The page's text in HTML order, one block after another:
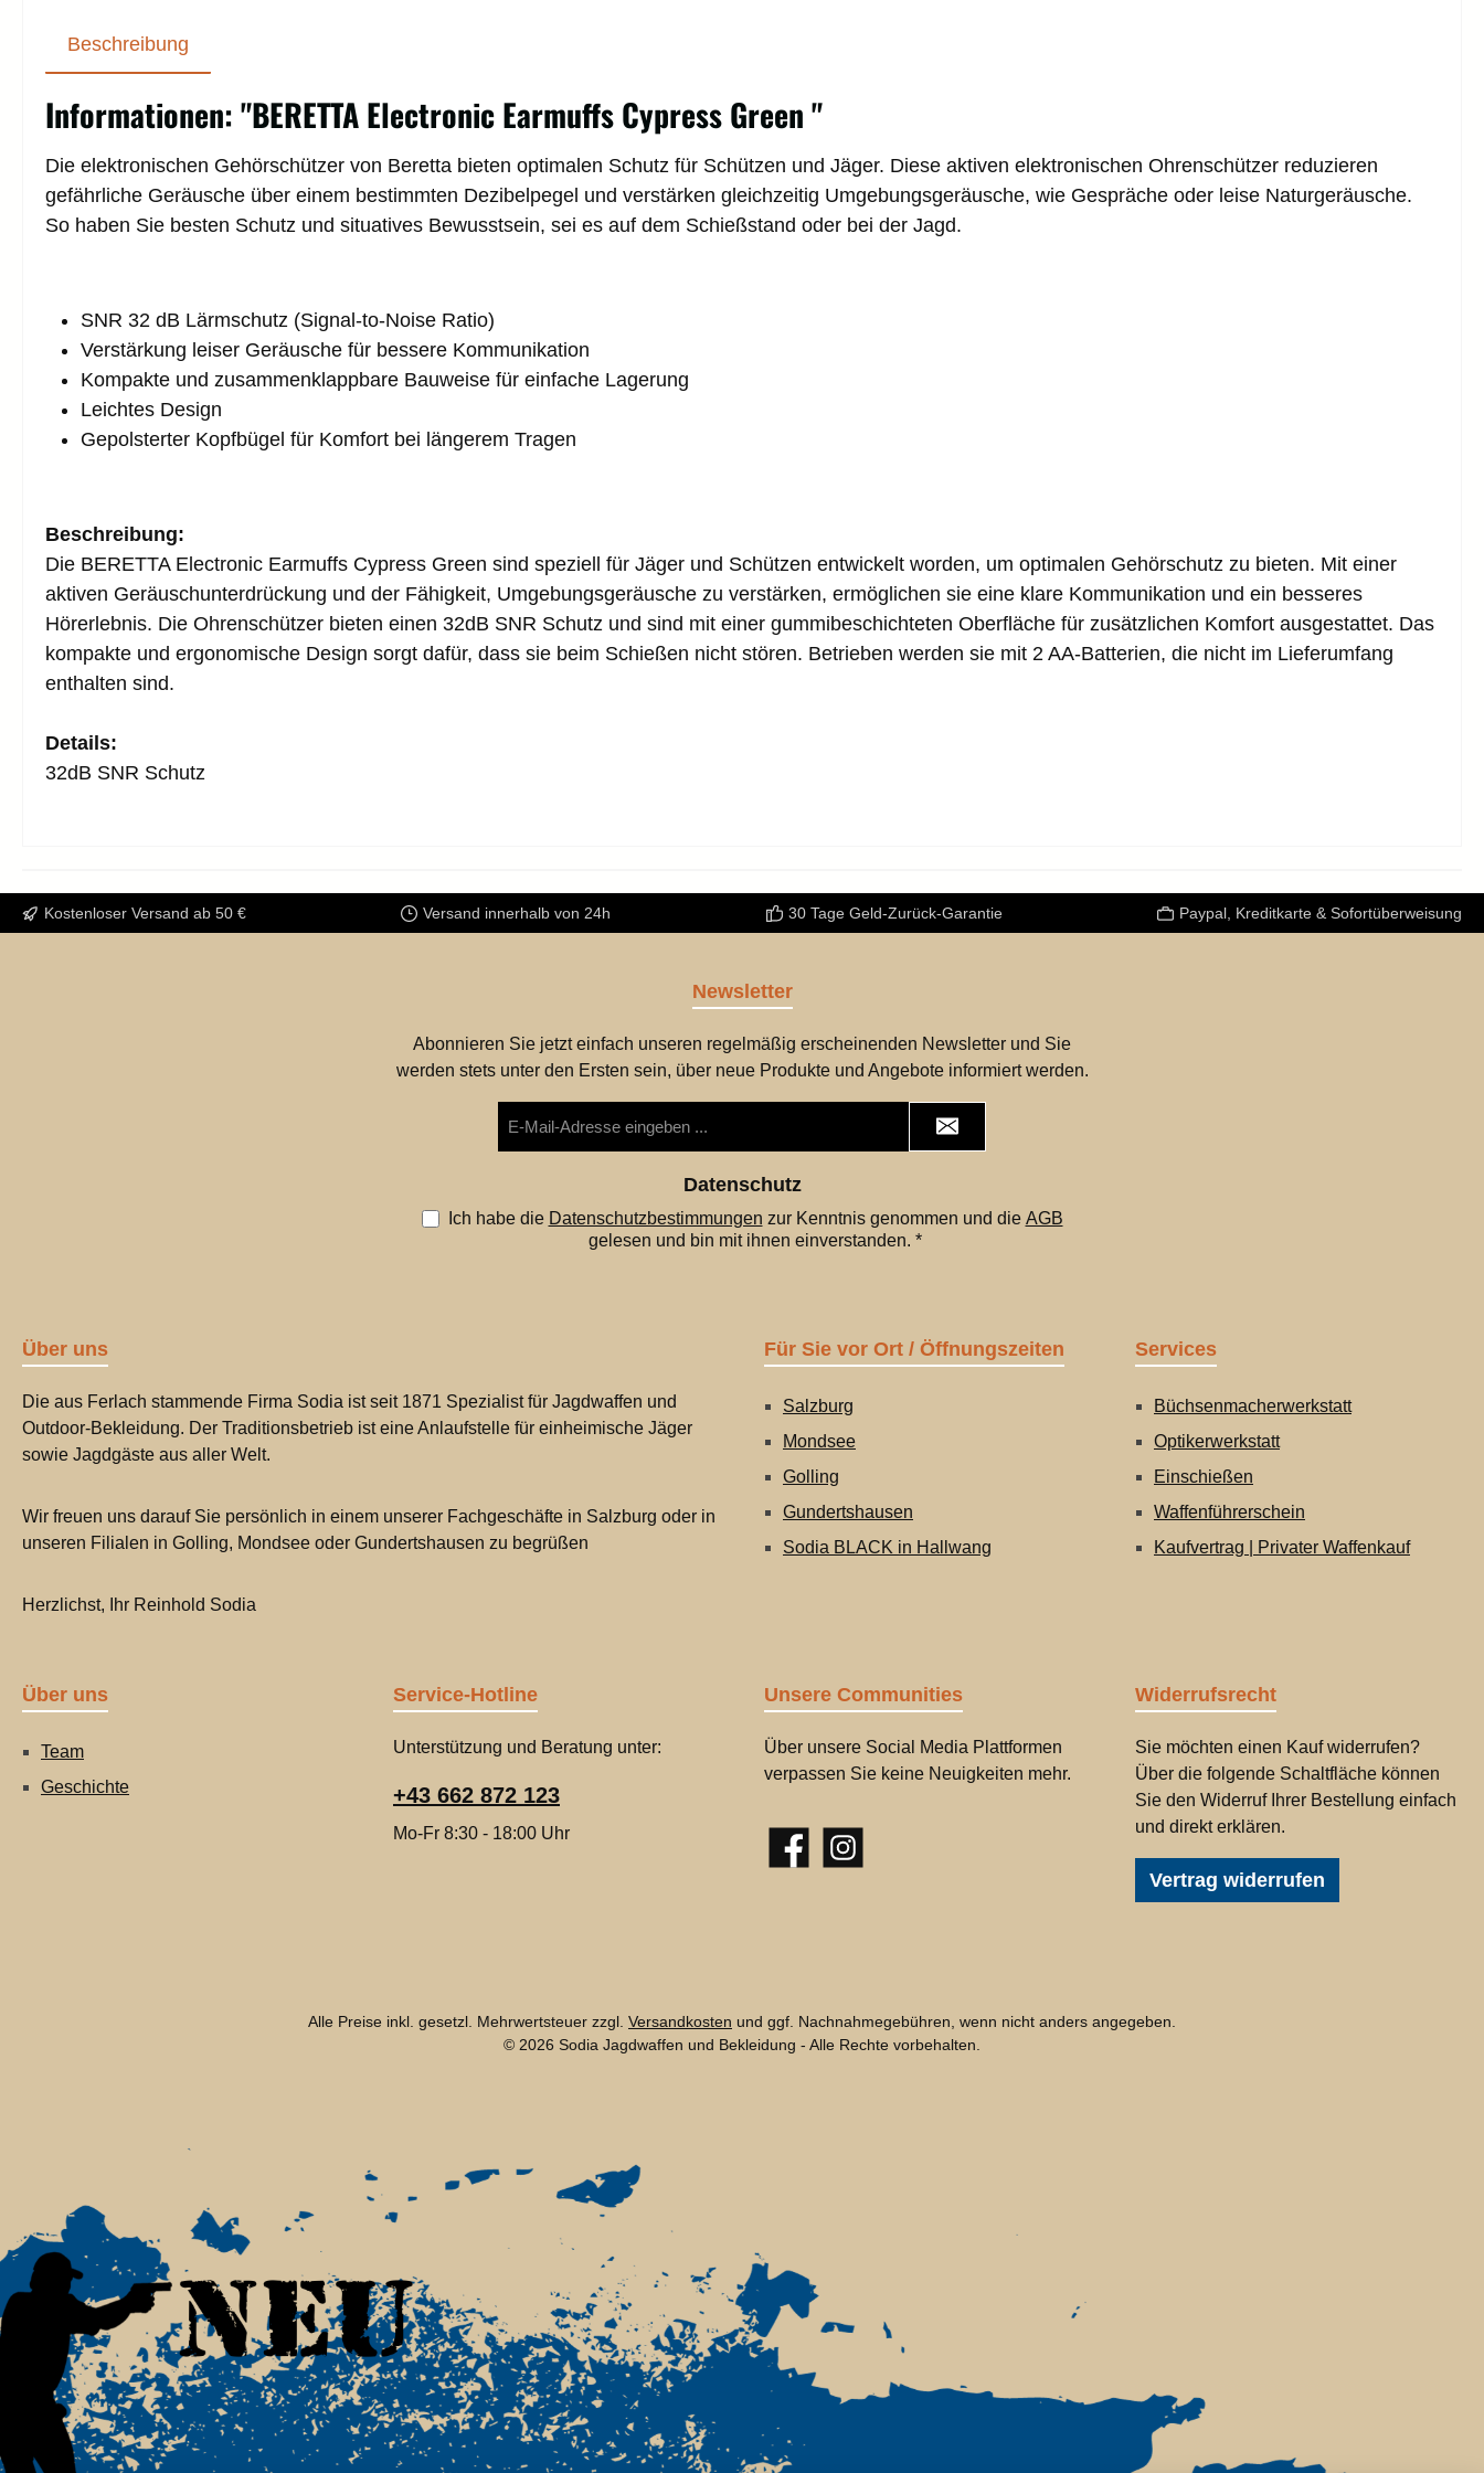
Beschreibung
Informationen: "BERETTA Electronic Earmuffs Cypress Green "
Die elektronischen Gehörschützer von Beretta bieten optimalen Schutz für Schützen und Jäger. Diese aktiven elektronischen Ohrenschützer reduzieren
gefährliche Geräusche über einem bestimmten Dezibelpegel und verstärken gleichzeitig Umgebungsgeräusche, wie Gespräche oder leise Naturgeräusche.
So haben Sie besten Schutz und situatives Bewusstsein, sei es auf dem Schießstand oder bei der Jagd.
SNR 32 dB Lärmschutz (Signal-to-Noise Ratio)
Verstärkung leiser Geräusche für bessere Kommunikation
Kompakte und zusammenklappbare Bauweise für einfache Lagerung
Leichtes Design
Gepolsterter Kopfbügel für Komfort bei längerem Tragen
Beschreibung:
Die BERETTA Electronic Earmuffs Cypress Green sind speziell für Jäger und Schützen entwickelt worden, um optimalen Gehörschutz zu bieten. Mit einer
aktiven Geräuschunterdrückung und der Fähigkeit, Umgebungsgeräusche zu verstärken, ermöglichen sie eine klare Kommunikation und ein besseres
Hörerlebnis. Die Ohrenschützer bieten einen 32dB SNR Schutz und sind mit einer gummibeschichteten Oberfläche für zusätzlichen Komfort ausgestattet. Das
kompakte und ergonomische Design sorgt dafür, dass sie beim Schießen nicht stören. Betrieben werden sie mit 2 AA-Batterien, die nicht im Lieferumfang
enthalten sind.
Details:
32dB SNR Schutz
Kostenloser Versand ab 50 € Versand innerhalb von 24h 30 Tage Geld-Zurück-Garantie Paypal, Kreditkarte & Sofortüberweisung
Newsletter
Abonnieren Sie jetzt einfach unseren regelmäßig erscheinenden Newsletter und Sie
werden stets unter den Ersten sein, über neue Produkte und Angebote informiert werden.
Mail-
Datenschutz
Ich habe die Datenschutzbestimmungen zur Kenntnis genommen und die AGB
gelesen und bin mit ihnen einverstanden. *
Über uns
Die aus Ferlach stammende Firma Sodia ist seit 1871 Spezialist für Jagdwaffen und
Outdoor-Bekleidung. Der Traditionsbetrieb ist eine Anlaufstelle für einheimische Jäger
sowie Jagdgäste aus aller Welt.
Wir freuen uns darauf Sie persönlich in einem unserer Fachgeschäfte in Salzburg oder in
unseren Filialen in Golling, Mondsee oder Gundertshausen zu begrüßen
Herzlichst, Ihr Reinhold Sodia
Für Sie vor Ort / Öffnungszeiten
Salzburg
Mondsee
Golling
Gundertshausen
Sodia BLACK in Hallwang
Services
Büchsenmacherwerkstatt
Optikerwerkstatt
Einschießen
Waffenführerschein
Kaufvertrag | Privater Waffenkauf
Über uns
Team
Geschichte
Service-Hotline
Unterstützung und Beratung unter:
+43 662 872 123
Mo-Fr 8:30 - 18:00 Uhr
Unsere Communities
Über unsere Social Media Plattformen
verpassen Sie keine Neuigkeiten mehr.
FacebookInstagram
Widerrufsrecht
Sie möchten einen Kauf widerrufen?
Über die folgende Schaltfläche können
Sie den Widerruf Ihrer Bestellung einfach
und direkt erklären.
Vertrag widerrufen
Alle Preise inkl. gesetzl. Mehrwertsteuer zzgl. Versandkosten und ggf. Nachnahmegebühren, wenn nicht anders angegeben.
© 2026 Sodia Jagdwaffen und Bekleidung - Alle Rechte vorbehalten.